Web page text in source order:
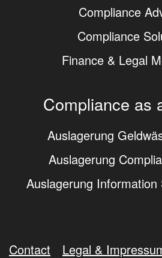
Compliance
Compliance
Finance & Legal
Compliance as
Auslagerung
Auslagerung
Auslagerung
Contact Legal &